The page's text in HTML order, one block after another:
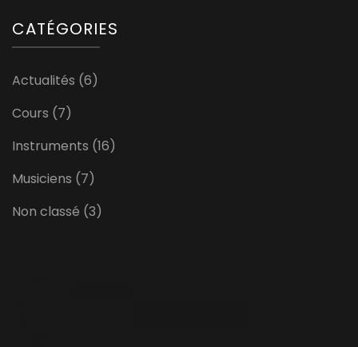
CATÉGORIES
Actualités (6)
Cours (7)
Instruments (16)
Musiciens (7)
Non classé (3)